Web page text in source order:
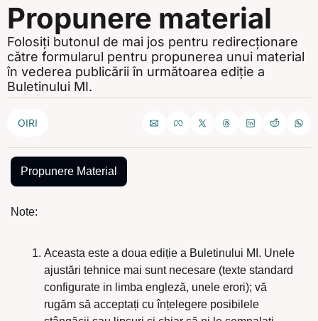
Propunere material
Folosiți butonul de mai jos pentru redirecționare
către formularul pentru propunerea unui material
în vederea publicării în următoarea ediție a
Buletinului MI.
OIRI
Propunere Material
Note:
Aceasta este a doua ediție a Buletinului MI. Unele
ajustări tehnice mai sunt necesare (texte standard
configurate in limba engleză, unele erori); vă
rugăm să acceptați cu înțelegere posibilele